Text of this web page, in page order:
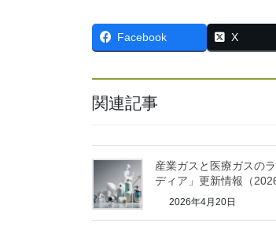
Facebook X
関連記事
産業ガスと医療ガスの
ディア」更新情報（
2026年4月20日